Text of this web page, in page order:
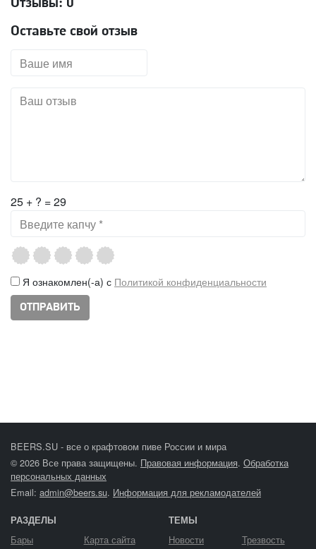
Отзывы: 0
Оставьте свой отзыв
25 + ? = 29
Я ознакомлен(-а) с Политикой конфиденциальности
BEERS.SU - все о крафтовом пиве России и мира
© 2026 Все права защищены. Правовая информация. Обработка
персональных данных
Email: admin@beers.su. Информация для рекламодателей
РАЗДЕЛЫ
Бары
Карта сайта
ТЕМЫ
Новости
Трезвость